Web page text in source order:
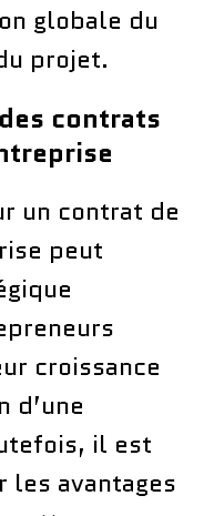
globale du
projet.
contrats
un contrat de
peut
croissance
d’une
il est
les avantages